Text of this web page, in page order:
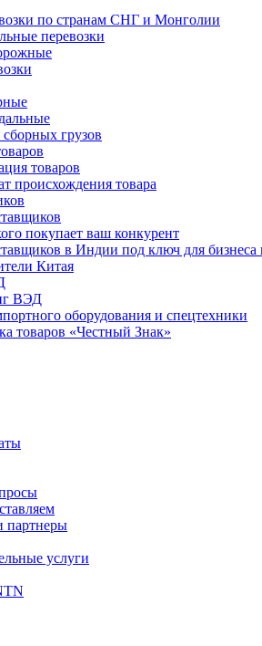
по странам СНГ и Монголии
перевозки
грузов
товаров
происхождения товара
покупает ваш конкурент
в Индии под ключ для бизнеса
Китая
ВЭД
оборудования и спецтехники
товаров «Честный Знак»
партнеры
услуги